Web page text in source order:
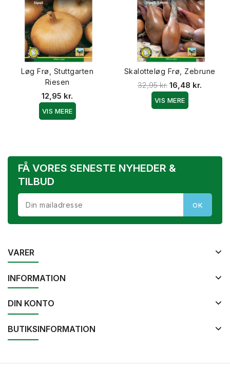
Løg Frø, Stuttgarten
Riesen
12,95 kr.
VIS MERE
Skalotteløg Frø, Zebrune
32,95 kr. 16,48 kr.
VIS MERE
FÅ VORES SENESTE NYHEDER &
TILBUD
VARER
INFORMATION
DIN KONTO
BUTIKSINFORMATION